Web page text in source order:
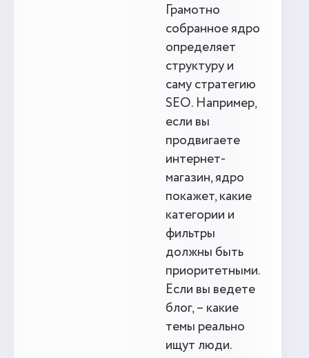
Грамотно
собранное ядро
определяет
структуру и
саму стратегию
SEO. Например,
если вы
продвигаете
интернет-
магазин, ядро
покажет, какие
категории и
фильтры
должны быть
приоритетными.
Если вы ведете
блог, – какие
темы реально
ищут люди.